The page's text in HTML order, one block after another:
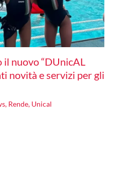
nuovo “DUnicAL
novità e servizi per gli
, Rende, Unical